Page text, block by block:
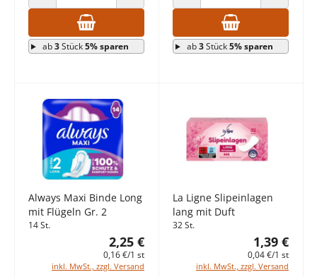
ANZAHL VERRINGERN ANZAHL ERHÖHEN
ab3Stück5% sparen
ANZAHL VERRINGERN ANZAHL
ab3Stück5% sparen
Always Maxi Binde Long
mit Flügeln Gr. 2
14 St.
2,25 €
0,16 €/1 st
inkl. MwSt., zzgl. Versand
La Ligne Slipeinlagen
lang mit Duft
32 St.
1,39 €
0,04 €/1 st
inkl. MwSt., zzgl. Versand